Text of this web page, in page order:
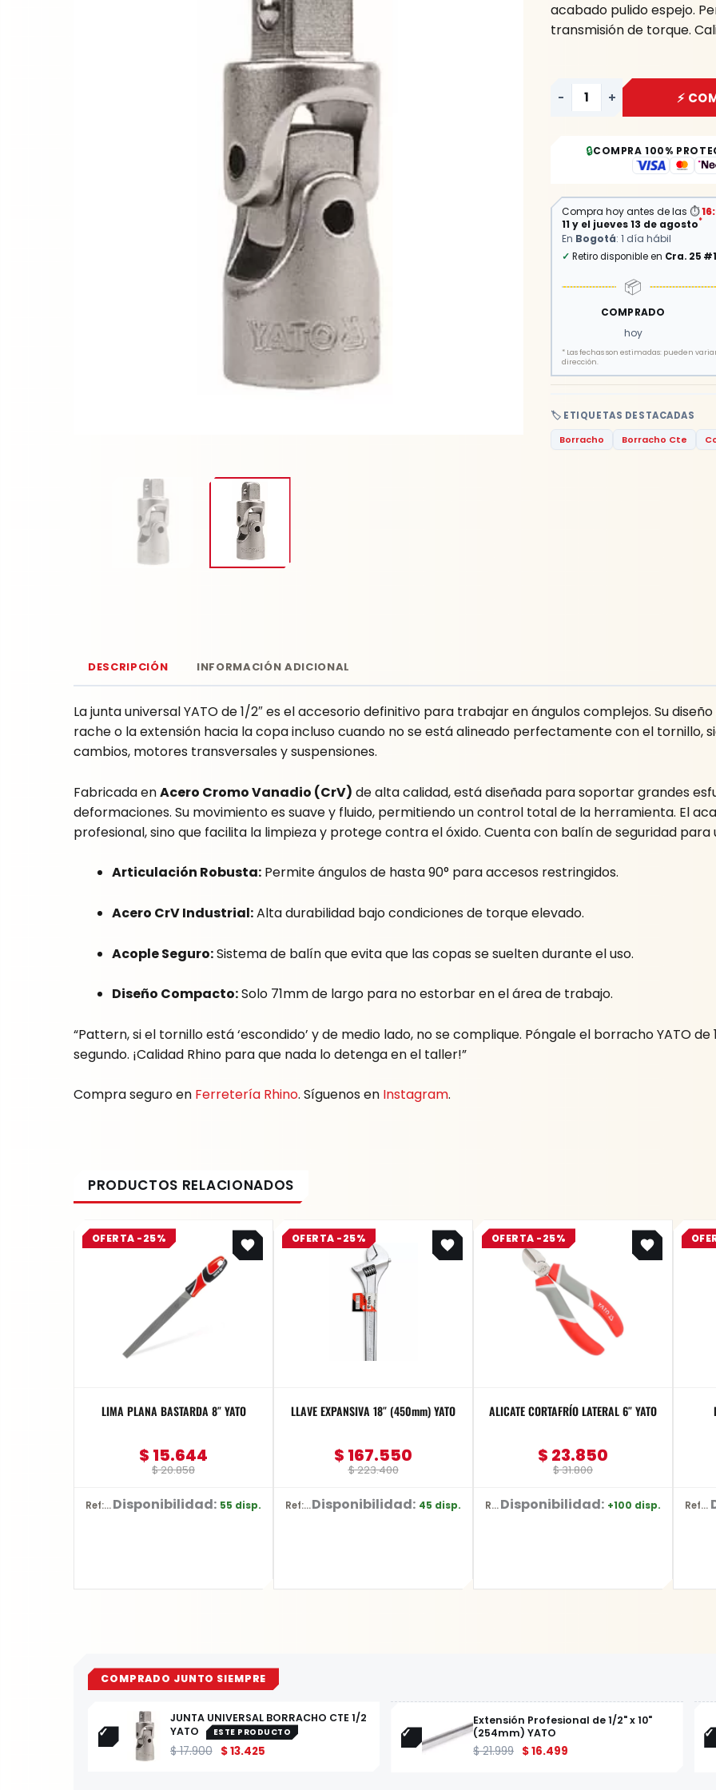
acabado pulido espejo.
transmisión de torque.
- + ⚡
🏷️ ETIQUETAS DESTACADAS
Borracho
Borracho Cte
🔒COMPRA 100%
Compra hoy antes de las ⏱
11 y el jueves 13 de agosto*
En Bogotá: 1 día hábil
✓ Retiro disponible en Cra. 25
📦
COMPRADO
hoy
* Las fechas son estimadas: pueden
dirección.
DESCRIPCIÓN INFORMACIÓN ADICIONAL
La junta universal YATO de 1/2″ es el accesorio definitivo para trabajar en ángulos complejos. Su
rache o la extensión hacia la copa incluso cuando no se está alineado perfectamente con el tornillo,
cambios, motores transversales y suspensiones.
Fabricada enAcero Cromo Vanadio (CrV) de alta calidad, está diseñada para soportar grandes
deformaciones. Su movimiento es suave y fluido, permitiendo un control total de la herramienta. El
profesional, sino que facilita la limpieza y protege contra el óxido. Cuenta con balín de seguridad para
Articulación Robusta: Permite ángulos de hasta 90° para accesos restringidos.
Acero CrV Industrial:Alta durabilidad bajo condiciones de torque elevado.
Acople Seguro:Sistema de balín que evita que las copas se suelten durante el uso.
Diseño Compacto:Solo 71mm de largo para no estorbar en el área de trabajo.
“Pattern, si el tornillo está ‘escondido’ y de medio lado, no se complique. Póngale el borracho YATO
segundo. ¡Calidad Rhino para que nada lo detenga en el taller!”
Compra seguro en Ferretería Rhino. Síguenos en Instagram.
OFERTA -25%
LIMA PLANA BASTARDA 8″ YATO
$20.858
Original
price
$ 20.858.
$ 15.644
Current
price
$ 15.644.
Ref: YT-62229Disponibilidad: 55 disp.
OFERTA -25%
LLAVE EXPANSIVA 18″ (450mm) YATO
$223.400
Original
price
was:
$ 223.400.
$ 167.550
Current
price
is:
$ 167.550.
Ref: YT-2177Disponibilidad: 45 disp.
OFERTA -25%
ALICATE CORTAFRÍO LATERAL 6″ YATO
$31.800
Original
price
$ 31.800.
$ 23.850
Current
price
$ 23.850.
Ref: YT-2036Disponibilidad: +100 disp. Ref: YT-2487
COMPRADO JUNTO SIEMPRE
JUNTA UNIVERSAL BORRACHO CTE 1/2
YATO
ESTE PRODUCTO
$17.900 $13.425
Extensión Profesional de 1/2" x 10"
(254mm) YATO
$21.999 $16.499